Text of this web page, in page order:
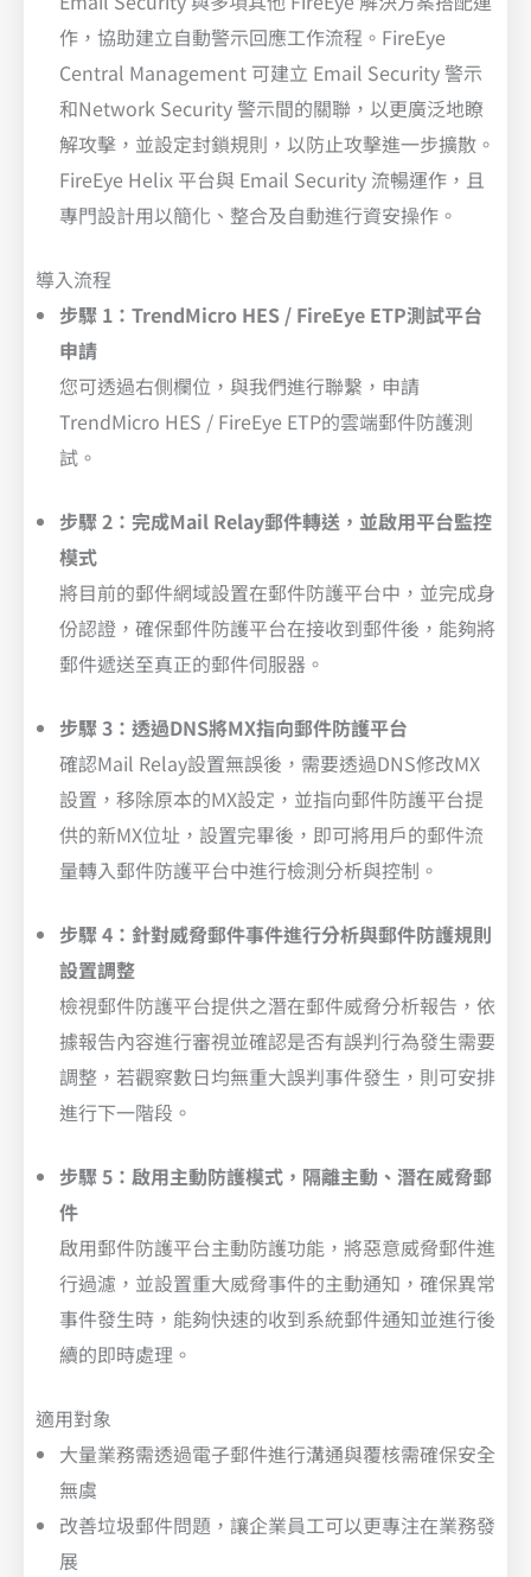
作，協助建立自動警示回應工作流程。FireEye
Central Management 可建立 Email Security 警示
和Network Security 警示間的關聯，以更廣泛地瞭
解攻擊，並設定封鎖規則，以防止攻擊進一步擴散。
FireEye Helix 平台與 Email Security 流暢運作，且
專門設計用以簡化、整合及自動進行資安操作。
導入流程
步驟 1：TrendMicro HES / FireEye ETP測試平台
申請
您可透過右側欄位，與我們進行聯繫，申請
TrendMicro HES / FireEye ETP的雲端郵件防護測
試。
步驟 2：完成Mail Relay郵件轉送，並啟用平台監控
模式
將目前的郵件網域設置在郵件防護平台中，並完成身
份認證，確保郵件防護平台在接收到郵件後，能夠將
郵件遞送至真正的郵件伺服器。
步驟 3：透過DNS將MX指向郵件防護平台
確認Mail Relay設置無誤後，需要透過DNS修改MX
設置，移除原本的MX設定，並指向郵件防護平台提
供的新MX位址，設置完畢後，即可將用戶的郵件流
量轉入郵件防護平台中進行檢測分析與控制。
步驟 4：針對威脅郵件事件進行分析與郵件防護規則
設置調整
檢視郵件防護平台提供之潛在郵件威脅分析報告，依
據報告內容進行審視並確認是否有誤判行為發生需要
調整，若觀察數日均無重大誤判事件發生，則可安排
進行下一階段。
步驟 5：啟用主動防護模式，隔離主動、潛在威脅郵
件
啟用郵件防護平台主動防護功能，將惡意威脅郵件進
行過濾，並設置重大威脅事件的主動通知，確保異常
事件發生時，能夠快速的收到系統郵件通知並進行後
續的即時處理。
適用對象
大量業務需透過電子郵件進行溝通與覆核需確保安全
無虞
改善垃圾郵件問題，讓企業員工可以更專注在業務發
展